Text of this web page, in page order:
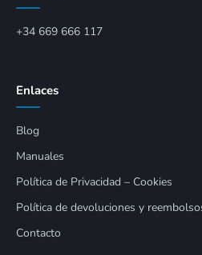
+34 669 666 117
Enlaces
Blog
Manuales
Política de Privacidad – Cookies
Política de devoluciones y
Contacto